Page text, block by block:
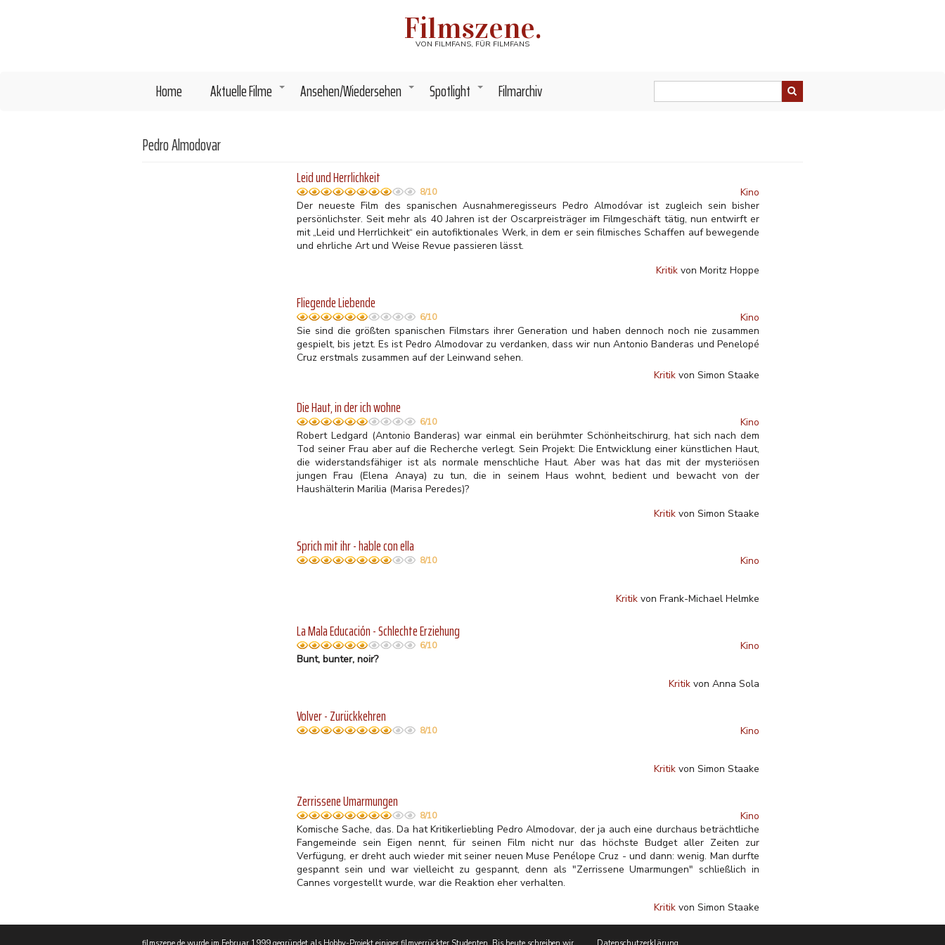
Filmszene.
VON FILMFANS, FÜR FILMFANS
Home +
Aktuelle Filme +
Ansehen/Wiedersehen +
Spotlight Filmarchiv
Pedro Almodovar
Leid und Herrlichkeit
8/10
Kino
Der neueste Film des spanischen Ausnahmeregisseurs Pedro Almodóvar ist zugleich sein bisher
persönlichster. Seit mehr als 40 Jahren ist der Oscarpreisträger im Filmgeschäft tätig, nun entwirft er
mit „Leid und Herrlichkeit“ ein autofiktionales Werk, in dem er sein filmisches Schaffen auf bewegende
und ehrliche Art und Weise Revue passieren lässt.
Kritik von Moritz Hoppe
Fliegende Liebende
6/10
Kino
Sie sind die größten spanischen Filmstars ihrer Generation und haben dennoch noch nie zusammen
gespielt, bis jetzt. Es ist Pedro Almodovar zu verdanken, dass wir nun Antonio Banderas und Penelopé
Cruz erstmals zusammen auf der Leinwand sehen.
Kritik von Simon Staake
Die Haut, in der ich wohne
6/10
Kino
Robert Ledgard (Antonio Banderas) war einmal ein berühmter Schönheitschirurg, hat sich nach dem
Tod seiner Frau aber auf die Recherche verlegt. Sein Projekt: Die Entwicklung einer künstlichen Haut,
die widerstandsfähiger ist als normale menschliche Haut. Aber was hat das mit der mysteriösen
jungen Frau (Elena Anaya) zu tun, die in seinem Haus wohnt, bedient und bewacht von der
Haushälterin Marilia (Marisa Peredes)?
Kritik von Simon Staake
Sprich mit ihr - hable con ella
8/10 Kino
Kritik von Frank-Michael Helmke
La Mala Educación - Schlechte Erziehung
6/10
Kino
Bunt, bunter, noir?
Kritik von Anna Sola
Volver - Zurückkehren
8/10 Kino
Kritik von Simon Staake
Zerrissene Umarmungen
8/10
Kino
Komische Sache, das. Da hat Kritikerliebling Pedro Almodovar, der ja auch eine durchaus beträchtliche
Fangemeinde sein Eigen nennt, für seinen Film nicht nur das höchste Budget aller Zeiten zur
Verfügung, er dreht auch wieder mit seiner neuen Muse Penélope Cruz - und dann: wenig. Man durfte
gespannt sein und war vielleicht zu gespannt, denn als "ZerrisseneUmarmungen" schließlich in
Cannes vorgestellt wurde, war die Reaktion eher verhalten.
Kritik von Simon Staake